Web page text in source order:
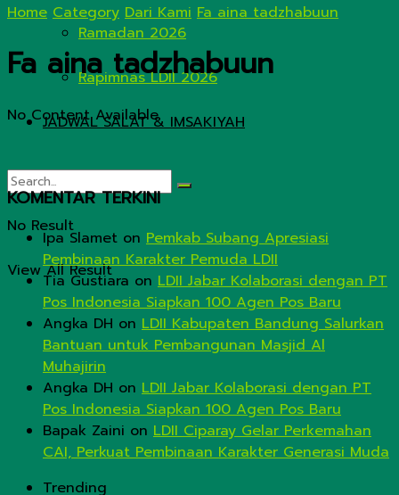
Ramadan 2026
Rapimnas LDII 2026
JADWAL SALAT & IMSAKIYAH
No Result
View All Result
Home Category Dari Kami Fa aina tadzhabuun
Fa aina tadzhabuun
No Content Available
KOMENTAR TERKINI
Ipa Slamet on Pemkab Subang Apresiasi
Pembinaan Karakter Pemuda LDII
Tia Gustiara on LDII Jabar Kolaborasi dengan PT
Pos Indonesia Siapkan 100 Agen Pos Baru
Angka DH on LDII Kabupaten Bandung Salurkan
Bantuan untuk Pembangunan Masjid Al
Muhajirin
Angka DH on LDII Jabar Kolaborasi dengan PT
Pos Indonesia Siapkan 100 Agen Pos Baru
Bapak Zaini on LDII Ciparay Gelar Perkemahan
CAI, Perkuat Pembinaan Karakter Generasi Muda
Trending